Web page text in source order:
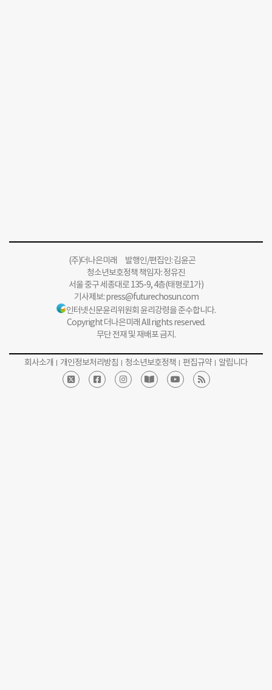
(주)더나은미래 발행인/편집인: 김윤곤
청소년보호정책 책임자: 정유진
서울 중구 세종대로 135-9, 4층(태평로1가)
기사제보:press@futurechosun.com
인터넷신문윤리위원회 윤리강령을 준수합니다.
Copyright 더나은미래 All rights reserved.
무단 전재 및 재배포 금지.
회사소개 개인정보처리방침 청소년보호정책 편집규약 알립니다